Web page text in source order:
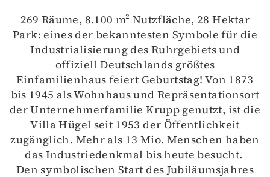
269 Räume, 8.100 m² Nutzfläche, 28 Hektar
Park: eines der bekanntesten Symbole für die
Industrialisierung des Ruhrgebiets und
offiziell Deutschlands größtes
Einfamilienhaus feiert Geburtstag! Von 1873
bis 1945 als Wohnhaus und Repräsentationsort
der Unternehmerfamilie Krupp genutzt, ist die
Villa Hügel seit 1953 der Öffentlichkeit
zugänglich. Mehr als 13 Mio. Menschen haben
das Industriedenkmal bis heute besucht.
Den symbolischen Start des Jubiläumsjahres